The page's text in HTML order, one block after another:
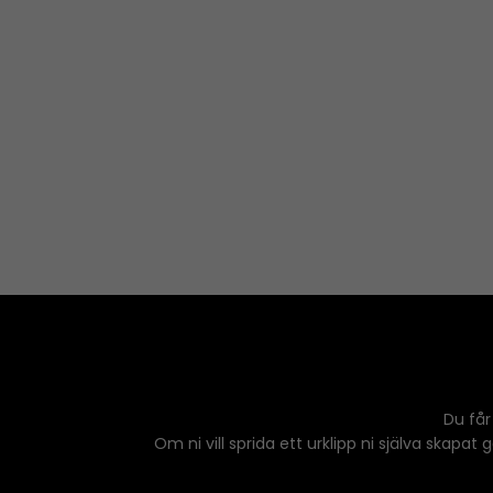
Du
Om ni vill sprida ett urklipp ni själva